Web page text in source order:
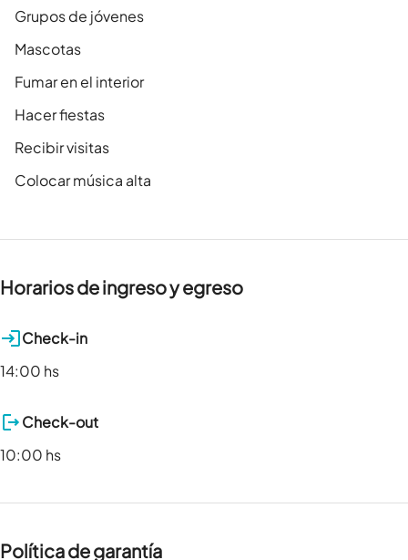
Grupos de jóvenes
Mascotas
Fumar en el interior
Hacer fiestas
Recibir visitas
Colocar música alta
Horarios de ingreso y egreso
Check-in
14:00 hs
Check-out
10:00 hs
Política de garantía